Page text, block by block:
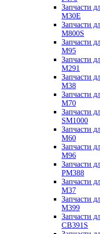
Запчасти
M30E
Запчасти
M800S
Запчасти
M95
Запчасти
M291
Запчасти
M38
Запчасти
M70
Запчасти
SM1000
Запчасти
M60
Запчасти
M96
Запчасти
PM388
Запчасти
M37
Запчасти
M399
Запчасти
CB391S